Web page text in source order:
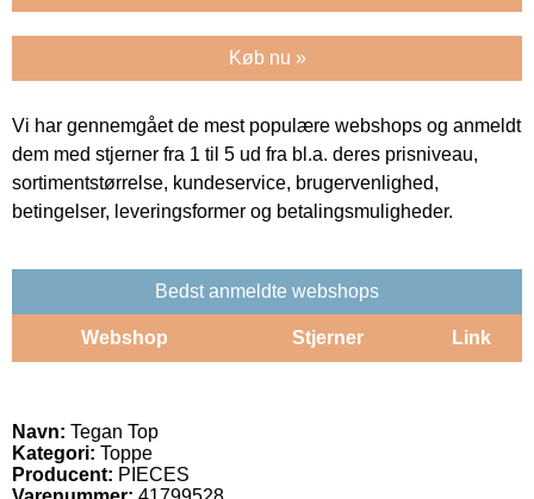
Køb nu »
Vi har gennemgået de mest populære webshops og anmeldt
dem med stjerner fra 1 til 5 ud fra bl.a. deres prisniveau,
sortimentstørrelse, kundeservice, brugervenlighed,
betingelser, leveringsformer og betalingsmuligheder.
Bedst anmeldte webshops
Webshop Stjerner Link
Navn: Tegan Top
Kategori: Toppe
Producent: PIECES